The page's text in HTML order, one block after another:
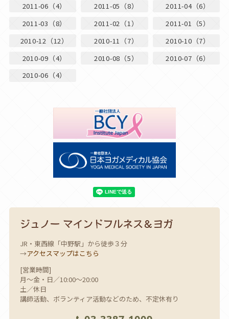
2011-06（4）
2011-05（8）
2011-04（6）
2011-03（8）
2011-02（1）
2011-01（5）
2010-12（12）
2010-11（7）
2010-10（7）
2010-09（4）
2010-08（5）
2010-07（6）
2010-06（4）
JR・東西線「中野駅」から徒歩３分
→アクセスマップはこちら
[営業時間]
月～金・日／10:00～20:00
土／休日
講師活動、ボランティア活動などのため、不定休有り